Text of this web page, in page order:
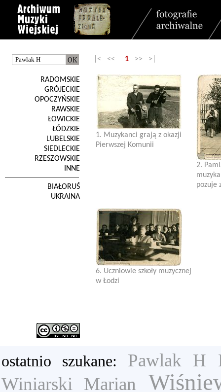
RADOMSKIE
GRÓJECKIE
OPOCZYŃSKIE
RAWSKIE
ŁOWICKIE
ŁÓDZKIE
LUBELSKIE
SIEDLECKIE
RZESZOWSKIE
INNE
BIAŁORUŚ
UKRAINA
|< << 1 >> >|
1. Muzykanci grają z okazji
Pierwszej Komunii
2.
pozuje
6. Uczniowie szkoły muzycznej
w Łodzi
ostatnio szukane: Pawlak H
Winiarski Marian